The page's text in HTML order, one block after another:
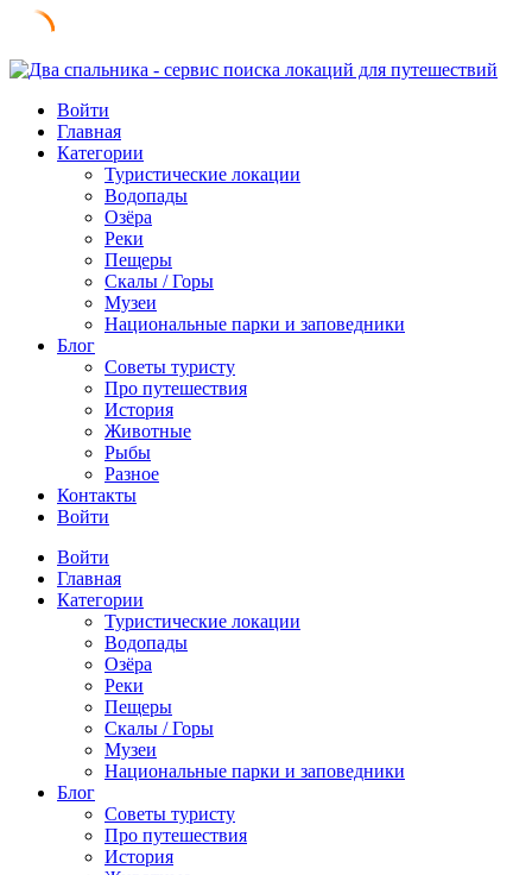
Skip
contentВойти
Главная
Категории
Туристические локации
Водопады
Озёра
Реки
Пещеры
Скалы / Горы
Музеи
Национальные парки и заповедники
Блог
Советы туристу
Про путешествия
История
Животные
Рыбы
Разное
Контакты
Войти
Войти
Главная
Категории
Туристические локации
Водопады
Озёра
Реки
Пещеры
Скалы / Горы
Музеи
Национальные парки и заповедники
Блог
Советы туристу
Про путешествия
История